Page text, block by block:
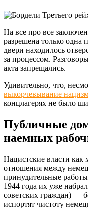
На все про все
разрешена только одна
двери находилось
за процессом.
акта запрещались.
Удивительно, что,
выкорчевывание
концлагерях не было
Публичные
наемных
Нацистские власти
отношения между
принудительные
1944 года их уже
советских граждан) —
испортят чистоту